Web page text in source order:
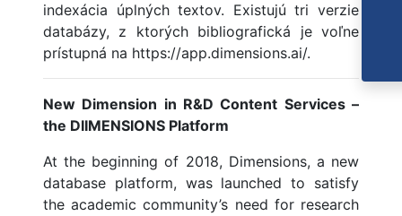
indexácia úplných textov. Existujú tri verzie
databázy, z ktorých bibliografická je voľne
prístupná na https://app.dimensions.ai/.
New Dimension in R&D Content Services –
the DIIMENSIONS Platform
At the beginning of 2018, Dimensions, a new
database platform, was launched to satisfy
the academic community’s need for research